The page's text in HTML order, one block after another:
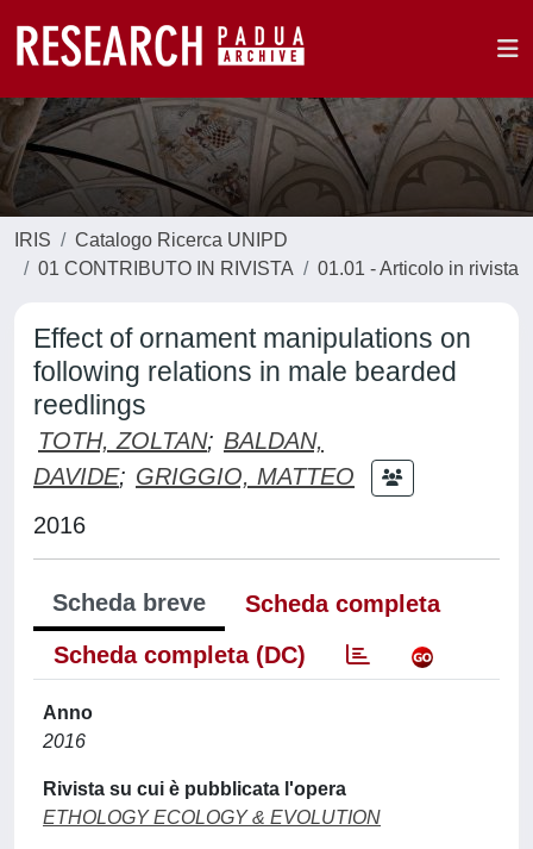
IRIS
Catalogo Ricerca UNIPD
01 CONTRIBUTO IN RIVISTA
01.01 - Articolo in rivista
Effect of ornament manipulations on
following relations in male bearded
reedlings
TOTH, ZOLTAN; BALDAN,
DAVIDE; GRIGGIO, MATTEO
2016
Scheda breve
Scheda completa
Scheda completa (DC)
Anno
2016
Rivista su cui è pubblicata l'opera
ETHOLOGY ECOLOGY & EVOLUTION